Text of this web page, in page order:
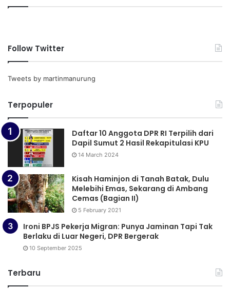
Follow Twitter
Tweets by martinmanurung
Terpopuler
Daftar 10 Anggota DPR RI Terpilih dari
Dapil Sumut 2 Hasil Rekapitulasi KPU
14 March 2024
Kisah Haminjon di Tanah Batak, Dulu
Melebihi Emas, Sekarang di Ambang
Cemas (Bagian II)
5 February 2021
Ironi BPJS Pekerja Migran: Punya Jaminan Tapi Tak
Berlaku di Luar Negeri, DPR Bergerak
10 September 2025
Terbaru